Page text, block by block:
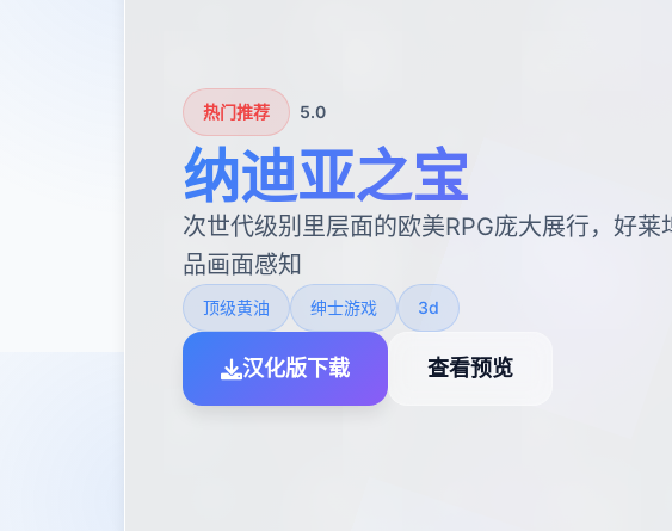
热门推荐 5.0
纳迪亚之宝
次世代级别里层面的欧美RPG庞大展行，好莱
品画面感知
顶级黄油 绅士游戏 3d
汉化版下载 查看预览